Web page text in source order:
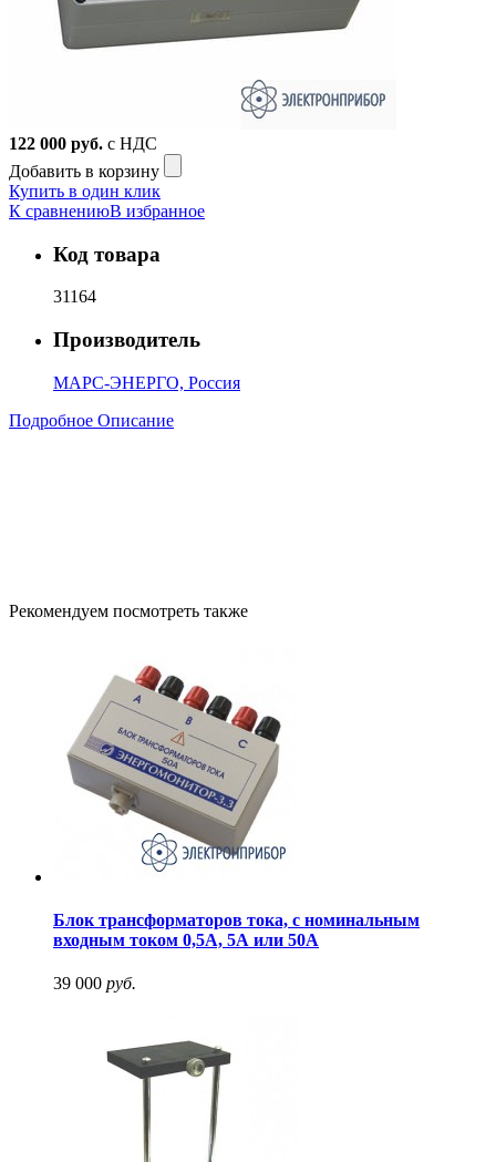
122 000 руб. с НДС
Добавить в корзину
Купить в один клик
К сравнениюВ избранное
Код товара
31164
Производитель
МАРС-ЭНЕРГО, Россия
Подробное Описание
Рекомендуем посмотреть также
Блок трансформаторов тока, с номинальным
входным током 0,5А, 5А или 50А
39 000 руб.